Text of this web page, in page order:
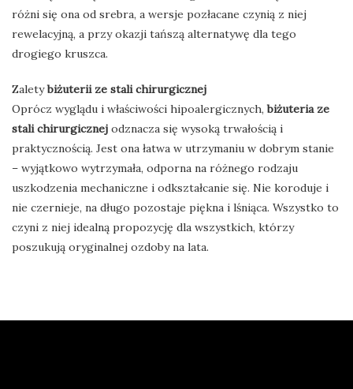
różni się ona od srebra, a wersje pozłacane czynią z niej
rewelacyjną, a przy okazji tańszą alternatywę dla tego
drogiego kruszca.
Zaletybiżuterii ze stali chirurgicznej
Oprócz wyglądu i właściwości hipoalergicznych,biżuteria ze
stali chirurgicznej odznacza się wysoką trwałością i
praktycznością. Jest ona łatwa w utrzymaniu w dobrym stanie
– wyjątkowo wytrzymała, odporna na różnego rodzaju
uszkodzenia mechaniczne i odkształcanie się. Nie koroduje i
nie czernieje, na długo pozostaje piękna i lśniąca. Wszystko to
czyni z niej idealną propozycję dla wszystkich, którzy
poszukują oryginalnej ozdoby na lata.